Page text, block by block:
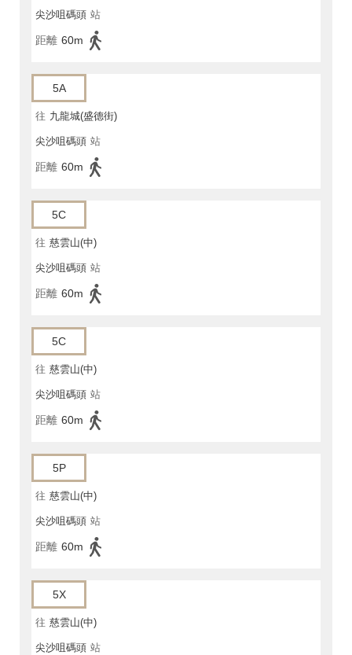
尖沙咀碼頭 站
距離 60m
5A
往 九龍城(盛德街)
尖沙咀碼頭 站
距離 60m
5C
往 慈雲山(中)
尖沙咀碼頭 站
距離 60m
5C
往 慈雲山(中)
尖沙咀碼頭 站
距離 60m
5P
往 慈雲山(中)
尖沙咀碼頭 站
距離 60m
5X
往 慈雲山(中)
尖沙咀碼頭 站